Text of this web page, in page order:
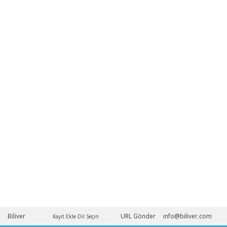
Biliver URL Gönder info@biliver.com
Kayıt Ekle Dil Seçin